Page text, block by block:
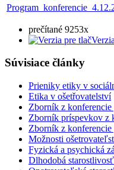
prečítané 9253x
Súvisiace články
Prieniky etiky v
Etika v ošetřovatelství
Zborník z
Zborník príspevkov z
Zborník z
Možnosti
Fyzická a psychická
Dlhodobá